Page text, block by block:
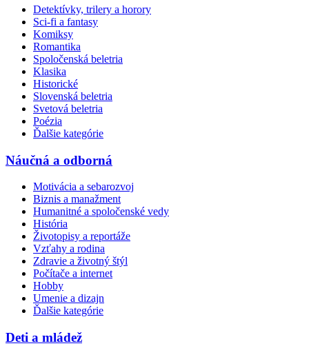
Detektívky, trilery a horory
Sci-fi a fantasy
Komiksy
Romantika
Spoločenská beletria
Klasika
Historické
Slovenská beletria
Svetová beletria
Poézia
Ďalšie kategórie
Náučná a odborná
Motivácia a sebarozvoj
Biznis a manažment
Humanitné a spoločenské vedy
História
Životopisy a reportáže
Vzťahy a rodina
Zdravie a životný štýl
Počítače a internet
Hobby
Umenie a dizajn
Ďalšie kategórie
Deti a mládež